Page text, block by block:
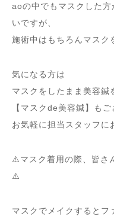
aoの中でもマスクした
いですが、
施術中はもちろんマスク
気になる方は
マスクをしたまま美容鍼
【マスクde美容鍼】も
お気軽に担当スタッフに
⚠️マスク着用の際、皆さ
⚠️
マスクでメイクするとフ